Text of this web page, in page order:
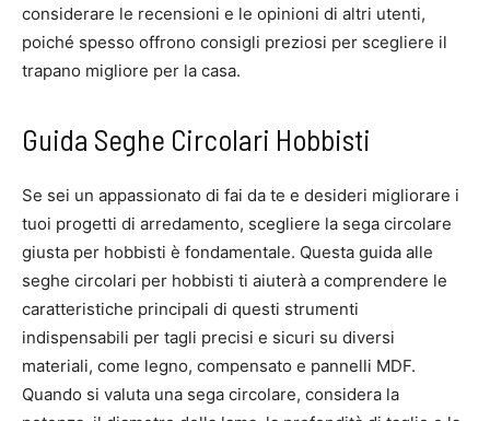
considerare le recensioni e le opinioni di altri utenti,
poiché spesso offrono consigli preziosi per scegliere il
trapano migliore per la casa.
Guida Seghe Circolari Hobbisti
Se sei un appassionato di fai da te e desideri migliorare i
tuoi progetti di arredamento, scegliere la sega circolare
giusta per hobbisti è fondamentale. Questa guida alle
seghe circolari per hobbisti ti aiuterà a comprendere le
caratteristiche principali di questi strumenti
indispensabili per tagli precisi e sicuri su diversi
materiali, come legno, compensato e pannelli MDF.
Quando si valuta una sega circolare, considera la